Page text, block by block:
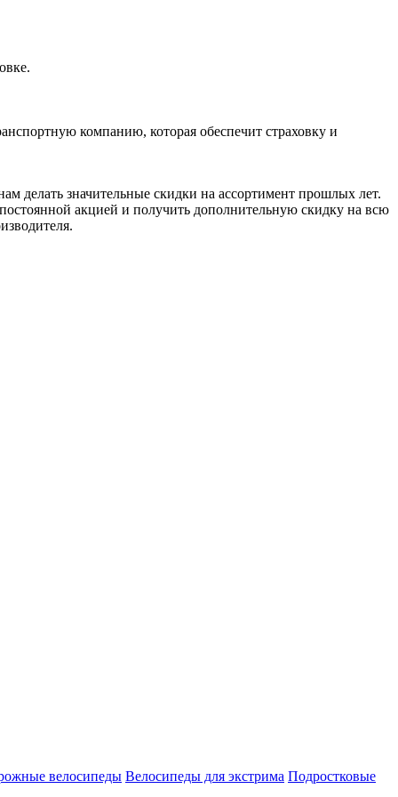
компанию, которая обеспечит страховку и
делать значительные скидки на ассортимент прошлых лет.
акцией и получить дополнительную скидку на всю
велосипеды Велосипеды для экстрима Подростковые